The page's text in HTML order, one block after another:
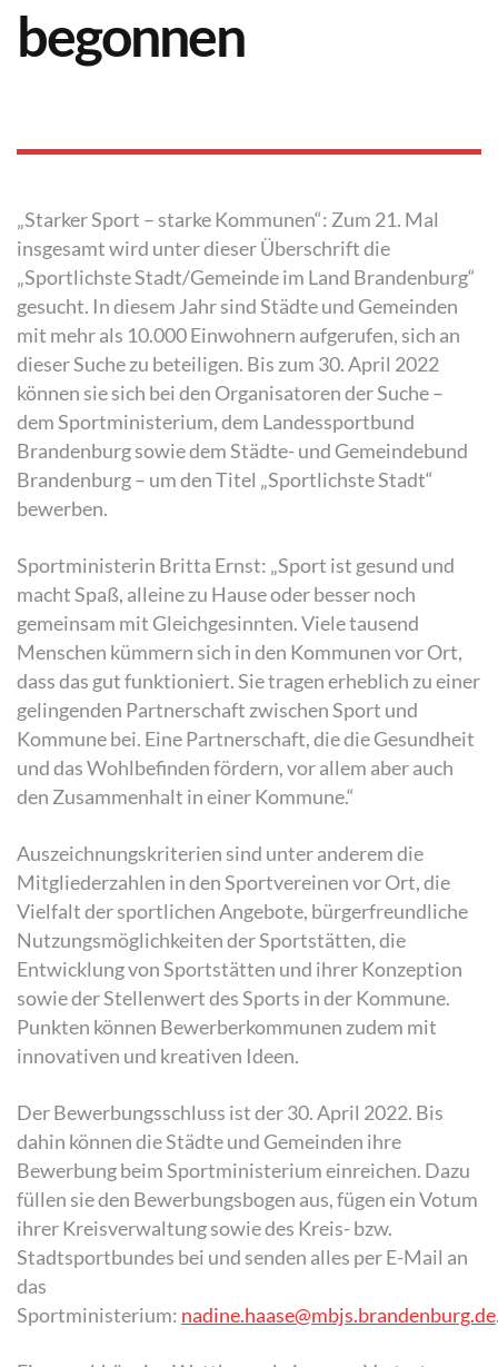
begonnen
„Starker Sport – starke Kommunen“: Zum 21. Mal
insgesamt wird unter dieser Überschrift die
„Sportlichste Stadt/Gemeinde im Land Brandenburg“
gesucht. In diesem Jahr sind Städte und Gemeinden
mit mehr als 10.000 Einwohnern aufgerufen, sich an
dieser Suche zu beteiligen. Bis zum 30. April 2022
können sie sich bei den Organisatoren der Suche –
dem Sportministerium, dem Landessportbund
Brandenburg sowie dem Städte- und Gemeindebund
Brandenburg – um den Titel „Sportlichste Stadt“
bewerben.
Sportministerin Britta Ernst: „Sport ist gesund und
macht Spaß, alleine zu Hause oder besser noch
gemeinsam mit Gleichgesinnten. Viele tausend
Menschen kümmern sich in den Kommunen vor Ort,
dass das gut funktioniert. Sie tragen erheblich zu einer
gelingenden Partnerschaft zwischen Sport und
Kommune bei. Eine Partnerschaft, die die Gesundheit
und das Wohlbefinden fördern, vor allem aber auch
den Zusammenhalt in einer Kommune.“
Auszeichnungskriterien sind unter anderem die
Mitgliederzahlen in den Sportvereinen vor Ort, die
Vielfalt der sportlichen Angebote, bürgerfreundliche
Nutzungsmöglichkeiten der Sportstätten, die
Entwicklung von Sportstätten und ihrer Konzeption
sowie der Stellenwert des Sports in der Kommune.
Punkten können Bewerberkommunen zudem mit
innovativen und kreativen Ideen.
Der Bewerbungsschluss ist der 30. April 2022. Bis
dahin können die Städte und Gemeinden ihre
Bewerbung beim Sportministerium einreichen. Dazu
füllen sie den Bewerbungsbogen aus, fügen ein Votum
ihrer Kreisverwaltung sowie des Kreis- bzw.
Stadtsportbundes bei und senden alles per E-Mail an
das
Sportministerium: nadine.haase@mbjs.brandenburg.de